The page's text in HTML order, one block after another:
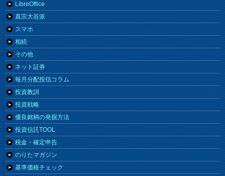
LibreOffice
真宗大谷派
スマホ
相続
その他
ネット証券
毎月分配投信コラム
投資教訓
投資戦略
優良銘柄の発掘方法
投資信託TOOL
税金・確定申告
のりたマガジン
基準価格チェック